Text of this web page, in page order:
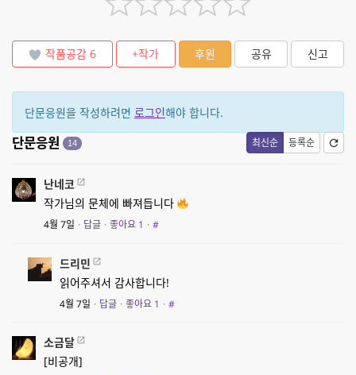
작품공감 6 +작가 후원 공유 신고
단문응원을 작성하려면 로그인해야 합니다.
최신순 등록순
단문응원 14
난네코
작가님의 문체에 빠져듭니다
4월 7일 · 답글 · 좋아요 1 · #
드리민
읽어주셔서 감사합니다!
4월 7일 · 답글 · 좋아요 1 · #
소금달
[비공개]